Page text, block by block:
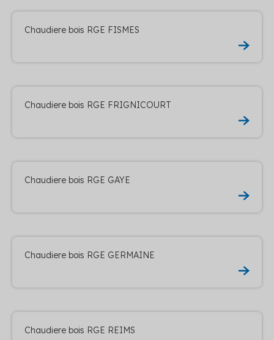
Chaudiere bois RGE FISMES
Chaudiere bois RGE FRIGNICOURT
Chaudiere bois RGE GAYE
Chaudiere bois RGE GERMAINE
Chaudiere bois RGE REIMS